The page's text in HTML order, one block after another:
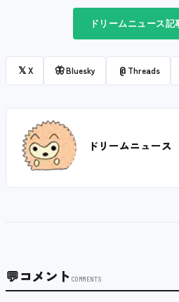
ドリームニュース
𝕏X 🦋Bluesky @ Threads
ドリームニュース
💬コメント COMMENTS